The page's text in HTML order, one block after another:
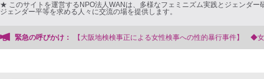
★ このサイトを運営するNPO法人WANは、多様なフェミニズム実践とジェンダー
ジェンダー平等を求める人々に交流の場を提供します。
緊急の呼びかけ：
阪地検検事正による女性検事への性的暴行事件】 ◆女性検事を支援する会事務